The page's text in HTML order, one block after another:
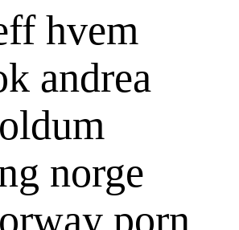
hvem
andrea
norge
porn